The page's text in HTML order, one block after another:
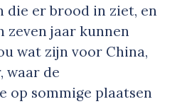
die er brood in ziet, en
zeven jaar kunnen
wat zijn voor China,
waar de
op sommige plaatsen